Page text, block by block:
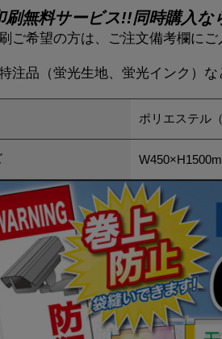
刷無料サービス!!同時購入
ご希望の方は、ご注文備考欄に
注品（蛍光生地、蛍光インク）
ポリエステル